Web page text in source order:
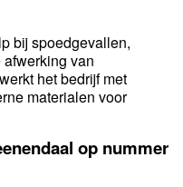
bij spoedgevallen,
van
het bedrijf met
materialen voor
op nummer